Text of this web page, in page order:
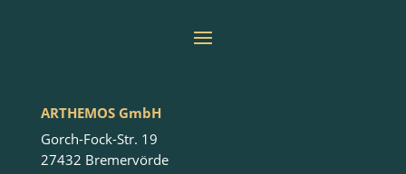
ARTHEMOS GmbH
Gorch-Fock-Str. 19
27432 Bremervörde